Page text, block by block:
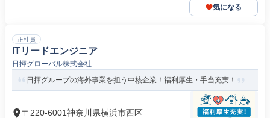
気になる
正社員
ITリードエンジニア
日揮グローバル株式会社
日揮グループの海外事業を担う中核企業！福利厚生・手当充実！
〒220-6001神奈川県横浜市西区